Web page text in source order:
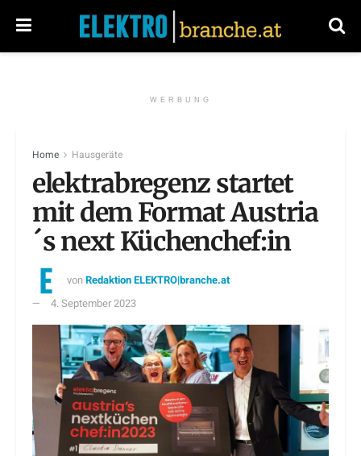
WERBUNG
Home Hausgeräte
elektrabregenz startet
mit dem Format Austria
´s next Küchenchef:in
vonRedaktion ELEKTRO|branche.at
4. September 2023